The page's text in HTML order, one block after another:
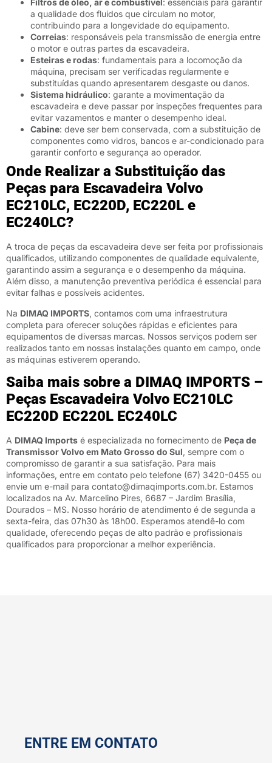
Filtros de óleo, ar e combustível : essenciais para garantir
a qualidade dos fluidos que circulam no motor,
contribuindo para a longevidade do equipamento.
Correias: responsáveis pela transmissão de energia entre
o motor e outras partes da escavadeira.
Esteiras e rodas: fundamentais para a locomoção da
máquina, precisam ser verificadas regularmente e
substituídas quando apresentarem desgaste ou danos.
Sistema hidráulico: garante a movimentação da
escavadeira e deve passar por inspeções frequentes para
evitar vazamentos e manter o desempenho ideal.
Cabine: deve ser bem conservada, com a substituição de
componentes como vidros, bancos e ar-condicionado para
garantir conforto e segurança ao operador.
Onde Realizar a Substituição das
Peças para Escavadeira Volvo
EC210LC, EC220D, EC220L e
EC240LC?
A troca de peças da escavadeira deve ser feita por profissionais
qualificados, utilizando componentes de qualidade equivalente,
garantindo assim a segurança e o desempenho da máquina.
Além disso, a manutenção preventiva periódica é essencial para
evitar falhas e possíveis acidentes.
Na DIMAQ IMPORTS, contamos com uma infraestrutura
completa para oferecer soluções rápidas e eficientes para
equipamentos de diversas marcas. Nossos serviços podem ser
realizados tanto em nossas instalações quanto em campo, onde
as máquinas estiverem operando.
Saiba mais sobre a DIMAQ IMPORTS –
Peças Escavadeira Volvo EC210LC
EC220D EC220L EC240LC
A DIMAQ Imports é especializada no fornecimento de Peça de
Transmissor Volvo em Mato Grosso do Sul, sempre com o
compromisso de garantir a sua satisfação. Para mais
informações, entre em contato pelo telefone (67) 3420-0455 ou
envie um e-mail para contato@dimaqimports.com.br. Estamos
localizados na Av. Marcelino Pires, 6687 – Jardim Brasília,
Dourados – MS. Nosso horário de atendimento é de segunda a
sexta-feira, das 07h30 às 18h00. Esperamos atendê-lo com
qualidade, oferecendo peças de alto padrão e profissionais
qualificados para proporcionar a melhor experiência.
ENTRE EM CONTATO